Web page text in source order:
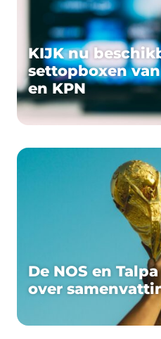
KIJK nu
settopboxen
en KPN
De NOS en
over